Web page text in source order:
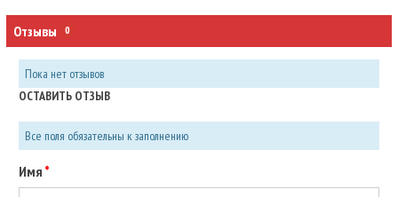
Отзывы 0
Пока нет отзывов
ОСТАВИТЬ ОТЗЫВ
Все поля обязательны к заполнению
Имя